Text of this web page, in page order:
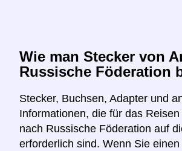
Wie man Stecker von
Russische Föderation
Stecker, Buchsen, Adapter und
Informationen, die für das
nach Russische Föderation auf
erforderlich sind. Wenn Sie